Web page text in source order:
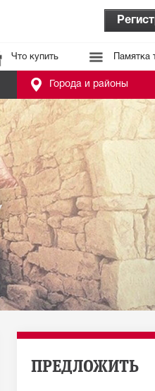
Что купить Памятка
Города и районы
ПРЕДЛОЖИТЬ